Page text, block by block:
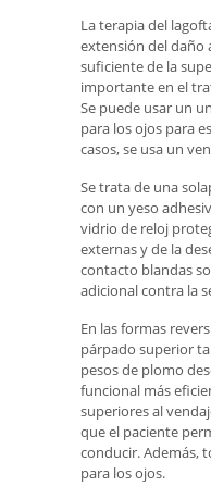
La terapia del
extensión del daño
suficiente de la
importante en el
Se puede usar un
para los ojos para
casos, se usa un
Se trata de una
con un yeso
vidrio de reloj
externas y de la
contacto blandas
adicional contra la
En las formas
párpado superior
pesos de plomo
funcional más
superiores al
que el paciente
conducir. Además,
para los ojos.